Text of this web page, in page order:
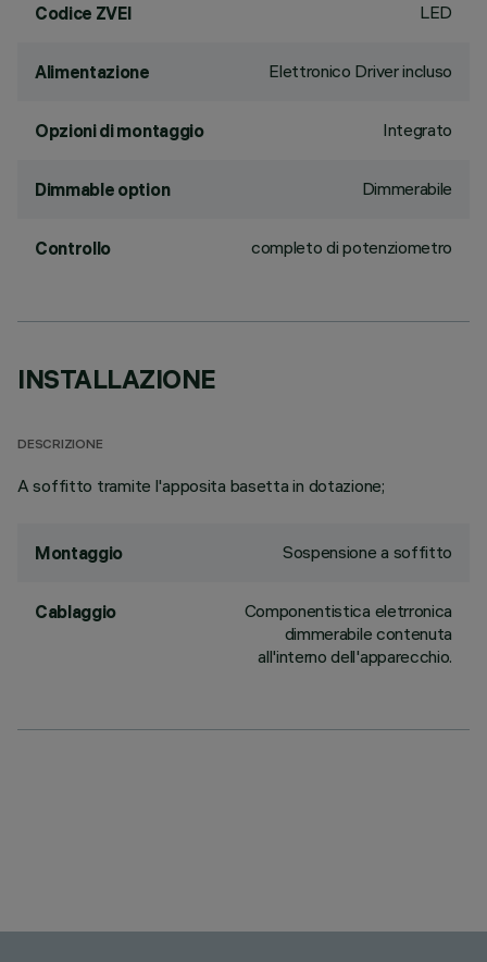
Codice ZVEI LED
Alimentazione Elettronico Driver incluso
Opzioni di montaggio Integrato
Dimmable option Dimmerabile
Controllo completo di potenziometro
INSTALLAZIONE
DESCRIZIONE
A soffitto tramite l'apposita basetta in dotazione;
Montaggio Sospensione a soffitto
Cablaggio
Componentistica eletrronica
dimmerabile contenuta
all'interno dell'apparecchio.